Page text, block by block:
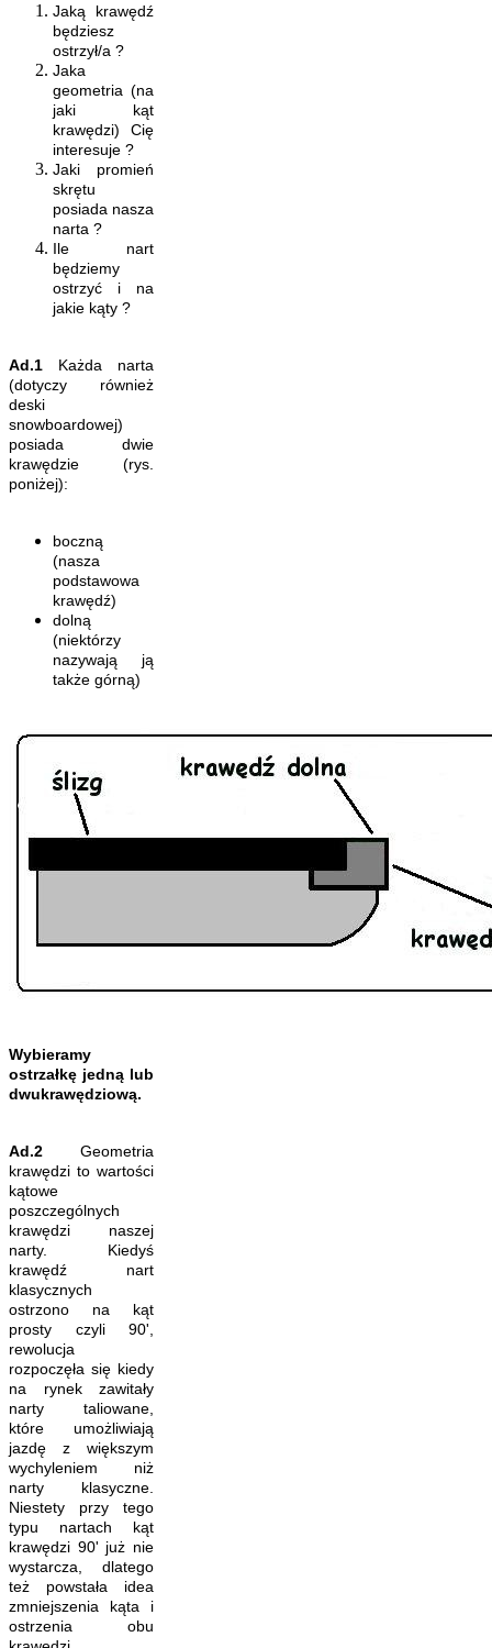
Jaką krawędź
będziesz
ostrzył/a ?
Jaka
geometria (na
jaki kąt
krawędzi) Cię
interesuje ?
Jaki promień
skrętu
posiada nasza
narta ?
Ile nart
będziemy
ostrzyć i na
jakie kąty ?
Ad.1 Każda narta
(dotyczy również
deski
snowboardowej)
posiada dwie
krawędzie (rys.
poniżej):
boczną
(nasza
podstawowa
krawędź)
dolną
(niektórzy
nazywają ją
także górną)
Wybieramy
ostrzałkę jedną lub
dwukrawędziową.
Ad.2 Geometria
krawędzi to wartości
kątowe
poszczególnych
krawędzi naszej
narty. Kiedyś
krawędź nart
klasycznych
ostrzono na kąt
prosty czyli 90',
rewolucja
rozpoczęła się kiedy
na rynek zawitały
narty taliowane,
które umożliwiają
jazdę z większym
wychyleniem niż
narty klasyczne.
Niestety przy tego
typu nartach kąt
krawędzi 90' już nie
wystarcza, dlatego
też powstała idea
zmniejszenia kąta i
ostrzenia obu